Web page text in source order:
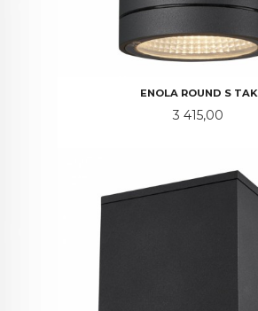
ENOLA ROUND S TAK
Pris
3 415,00